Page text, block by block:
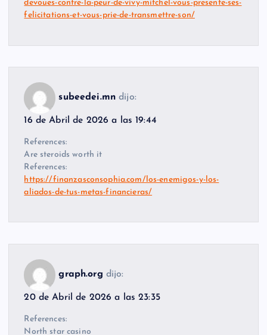
devoues-contre-la-peur-de-vivy-mitchel-vous-presente-ses-
felicitations-et-vous-prie-de-transmettre-son/
subeedei.mn dijo:
16 de Abril de 2026 a las 19:44
References:
Are steroids worth it
References:
https://finanzasconsophia.com/los-enemigos-y-los-
aliados-de-tus-metas-financieras/
graph.org dijo:
20 de Abril de 2026 a las 23:35
References:
North star casino